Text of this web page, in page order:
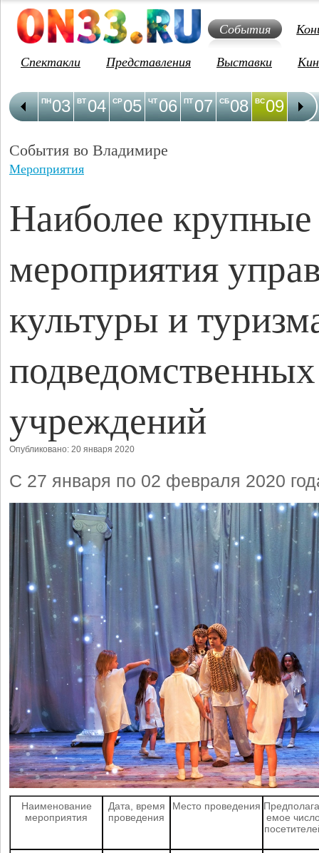
События
Спектакли
Представления Выставки
03
ПН 04
ВТ 05
СР 06
ЧТ 07
ПТ 08
СБ 09
ВС 10
ПН
События во Владимире
Мероприятия
Наиболее крупные
мероприятия
культуры и
подведомственных
учреждений
Опубликовано: 20 января 2020
С 27 января по 02 февраля 2020
Наименование
мероприятия
Дата, время
проведения
Место проведения
емое